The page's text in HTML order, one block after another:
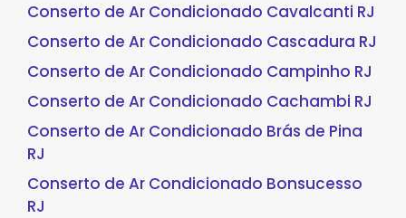
Conserto de Ar Condicionado Cavalcanti RJ
Conserto de Ar Condicionado Cascadura RJ
Conserto de Ar Condicionado Campinho RJ
Conserto de Ar Condicionado Cachambi RJ
Conserto de Ar Condicionado Brás de Pina
RJ
Conserto de Ar Condicionado Bonsucesso
RJ